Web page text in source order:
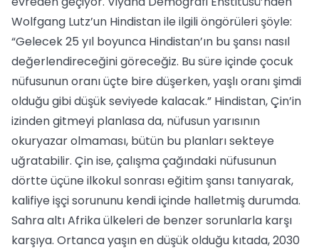
Wolfgang Lutz’un Hindistan ile ilgili öngörüleri şöyle:
“Gelecek 25 yıl boyunca Hindistan’ın bu şansı nasıl
değerlendireceğini göreceğiz. Bu süre içinde çocuk
nüfusunun oranı üçte bire düşerken, yaşlı oranı şimdi
olduğu gibi düşük seviyede kalacak.” Hindistan, Çin’in
izinden gitmeyi planlasa da, nüfusun yarısının
okuryazar olmaması, bütün bu planları sekteye
uğratabilir. Çin ise, çalışma çağındaki nüfusunun
dörtte üçüne ilkokul sonrası eğitim şansı tanıyarak,
kalifiye işçi sorununu kendi içinde halletmiş durumda.
Sahra altı Afrika ülkeleri de benzer sorunlarla karşı
karşıya. Ortanca yaşın en düşük olduğu kıtada, 2030